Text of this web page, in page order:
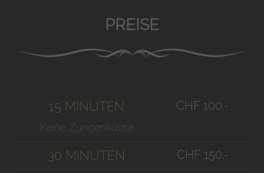
PREISE
15 MINUTEN
Keine Zungenküsse
CHF 100.-
30 MINUTEN CHF 150.-